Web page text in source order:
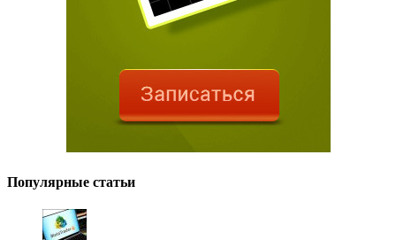
Популярные статьи